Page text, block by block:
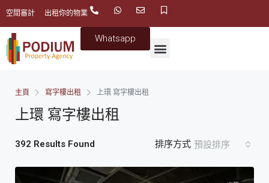
空間審計 出租你的物業
Whatsapp
主頁 寫字樓出租 上環 寫字樓出租
上環 寫字樓出租
392 Results Found 排序方式 預設排序